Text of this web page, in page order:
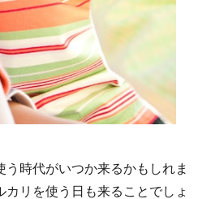
時代がいつか来るかもしれま
リを使う日も来ることでしょ